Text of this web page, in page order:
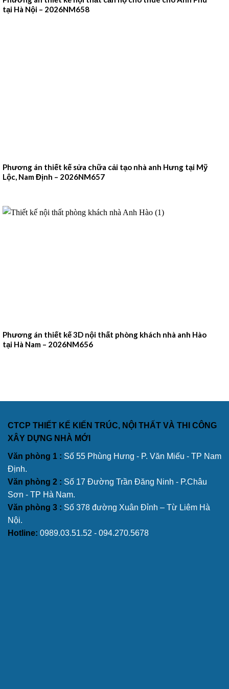
tại Hà Nội – 2026NM658
Phương án thiết kế sửa chữa cải tạo nhà anh Hưng tại Mỹ
Lộc, Nam Định – 2026NM657
Phương án thiết kế 3D nội thất phòng khách nhà anh Hào
tại Hà Nam – 2026NM656
CTCP THIẾT KẾ KIẾN TRÚC, NỘI THẤT VÀ THI CÔNG
XÂY DỰNG NHÀ MỚI
Văn phòng 1 : Số 55 Phùng Hưng - P. Văn Miếu - TP Nam
Định.
Văn phòng 2 : Số 17 Đường Trần Đăng Ninh - P.Châu
Sơn - TP Hà Nam.
Văn phòng 3 : Số 378 đường Xuân Đỉnh – Từ Liêm Hà
Nội.
Hotline: 0989.03.51.52 - 094.270.5678